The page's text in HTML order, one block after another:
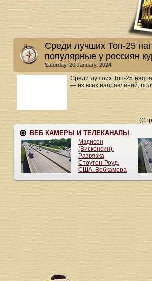
Среди лучших Топ-25
популярные у россиян
Saturday, 20 January. 2024
Среди лучших Топ-25
— из всех направлений,